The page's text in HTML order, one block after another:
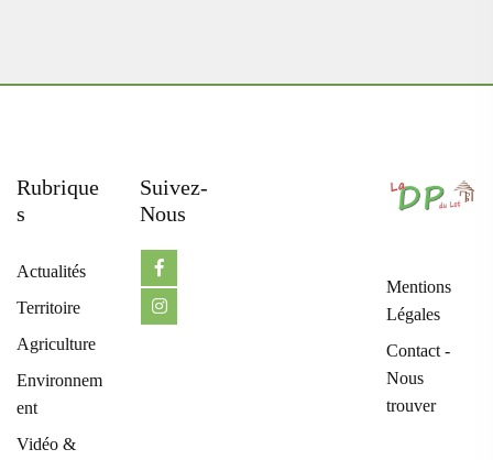
Rubrique
S
Actualités
Territoire
Agriculture
Environnem
ent
Vidéo &
Suivez-
Nous
Mentions
Légales
Contact -
Nous
trouver